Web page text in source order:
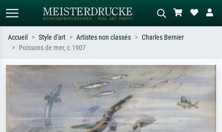
Recherchez par artiste, titre ou style –
ex. Monet, Nuit étoilée,
impressionnisme, vague de Hokusai,
nu.
Décrivez la scène – ex. prairie verte,
abstrait avec beaucoup de rouge,
tableau sombre, nu debout près d'un
arbre.
Accueil Style d'art Artistes non classés
Charles Bernier
Poissons de mer, c.1907